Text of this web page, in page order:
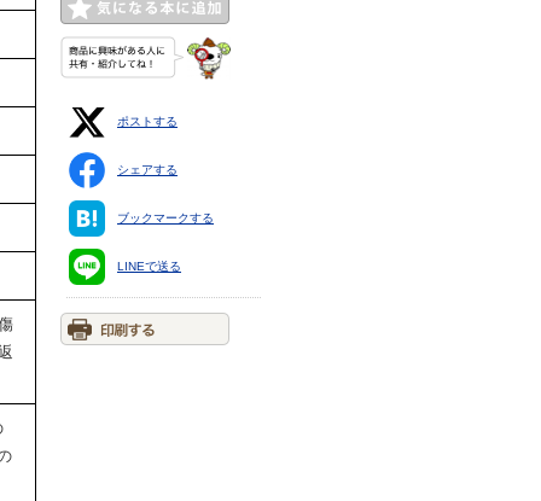
ポストする
シェアする
ブックマークする
LINEで送る